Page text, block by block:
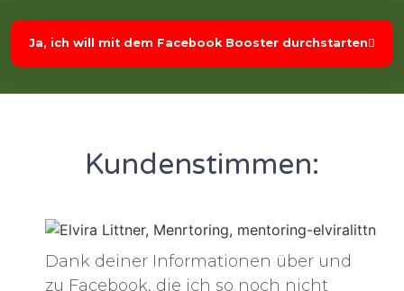
Ja, ich will mit dem Facebook Booster durchstarten
Kundenstimmen:
Dank deiner Informationen über und
zu Facebook, die ich so noch nicht